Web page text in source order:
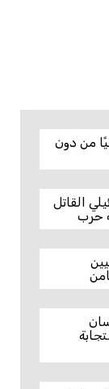
14 ساعة يوميًا من دون
القاتل
حرب